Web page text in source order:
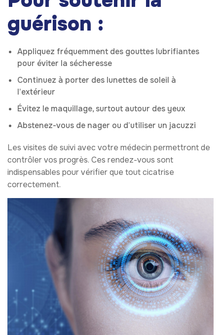
guérison :
Appliquez fréquemment des gouttes lubrifiantes
pour éviter la sécheresse
Continuez à porter des lunettes de soleil à
l’extérieur
Évitez le maquillage, surtout autour des yeux
Abstenez-vous de nager ou d’utiliser un jacuzzi
Les visites de suivi avec votre médecin permettront de
contrôler vos progrès. Ces rendez-vous sont
indispensables pour vérifier que tout cicatrise
correctement.